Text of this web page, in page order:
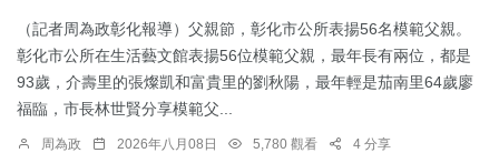
（記者周為政彰化報導）父親節，彰化市公所表揚56名模範父親。
彰化市公所在生活藝文館表揚56位模範父親，最年長有兩位，都是
93歲，介壽里的張燦凱和富貴里的劉秋陽，最年輕是茄南里64歲廖
福臨，市長林世賢分享模範父...
周為政 2026年八月08日 5,780 觀看 4 分享